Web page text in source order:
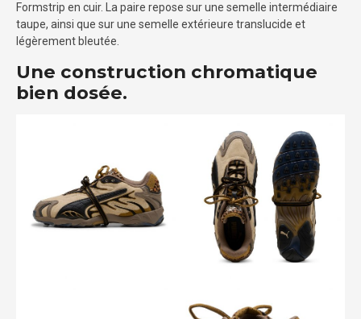
Formstrip en cuir. La paire repose sur une semelle intermédiaire
taupe, ainsi que sur une semelle extérieure translucide et
légèrement bleutée.
Une construction chromatique
bien dosée.